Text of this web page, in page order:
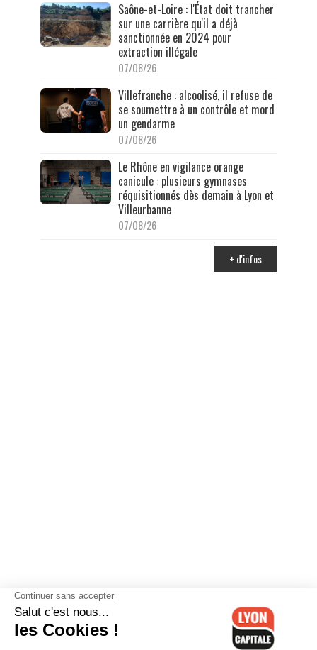
Saône-et-Loire : l'État doit trancher
sur une carrière qu'il a déjà
sanctionnée en 2024 pour
extraction illégale
07/08/26
Villefranche : alcoolisé, il refuse de
se soumettre à un contrôle et mord
un gendarme
07/08/26
Le Rhône en vigilance orange
canicule : plusieurs gymnases
réquisitionnés dès demain à Lyon et
Villeurbanne
07/08/26
+ d'infos